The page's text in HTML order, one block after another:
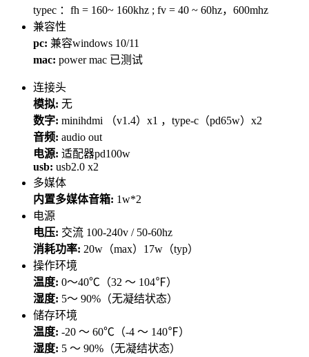
typec ：fh = 160~ 160khz ; fv = 40 ~ 60hz，600mhz
兼容性
pc: 兼容windows 10/11
mac: power mac 已测试
连接头
模拟: 无
数字: minihdmi （v1.4）x1 ，type-c（pd65w）x2
音频: audio out
电源: 适配器pd100w
usb: usb2.0 x2
多媒体
内置多媒体音箱: 1w*2
电源
电压: 交流 100-240v / 50-60hz
消耗功率: 20w（max）17w（typ）
操作环境
温度: 0～40℃（32 ～ 104℉）
湿度: 5～ 90%（无凝结状态）
储存环境
温度: -20 ～ 60℃（-4 ～ 140℉）
湿度: 5 ～ 90%（无凝结状态）